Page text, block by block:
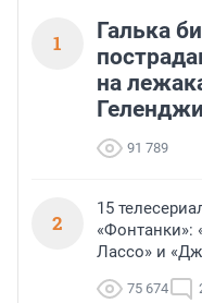
1
Галька
на
91 789
2
15
«Фонтанки»:
Лассо» и
75 674